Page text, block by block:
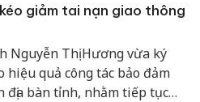
giảm tai nạn giao thông
Nguyễn Thị Hương vừa ký
hiệu quả công tác bảo đảm
địa bàn tỉnh, nhằm tiếp tục